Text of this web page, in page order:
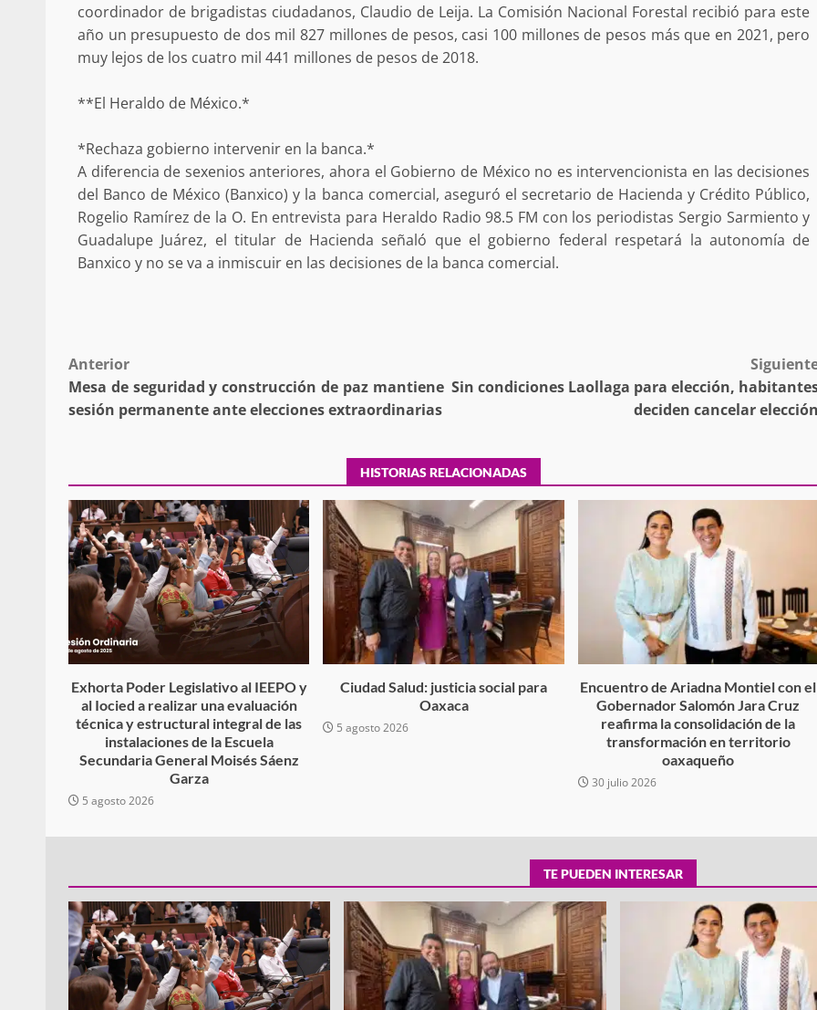
coordinador de brigadistas ciudadanos, Claudio de Leija. La Comisión Nacional Forestal recibió para este
año un presupuesto de dos mil 827 millones de pesos, casi 100 millones de pesos más que en 2021, pero
muy lejos de los cuatro mil 441 millones de pesos de 2018.
**El Heraldo de México.*
*Rechaza gobierno intervenir en la banca.*
A diferencia de sexenios anteriores, ahora el Gobierno de México no es intervencionista en las decisiones
del Banco de México (Banxico) y la banca comercial, aseguró el secretario de Hacienda y Crédito Público,
Rogelio Ramírez de la O. En entrevista para Heraldo Radio 98.5 FM con los periodistas Sergio Sarmiento y
Guadalupe Juárez, el titular de Hacienda señaló que el gobierno federal respetará la autonomía de
Banxico y no se va a inmiscuir en las decisiones de la banca comercial.
Post
navigation
Anterior
Mesa de seguridad y construcción de paz mantiene
sesión permanente ante elecciones extraordinarias
Sin condiciones Laollaga para elección,
deciden cancelar elección
HISTORIAS RELACIONADAS
Exhorta Poder Legislativo al IEEPO y
al Iocied a realizar una evaluación
técnica y estructural integral de las
instalaciones de la Escuela
Secundaria General Moisés Sáenz
Garza
5 agosto 2026
Ciudad Salud: justicia social para
Oaxaca
5 agosto 2026
Encuentro de Ariadna Montiel con el
Gobernador Salomón Jara Cruz
reafirma la consolidación de la
transformación en territorio
oaxaqueño
30 julio 2026
SE BUSCA A RECIÉN NACIDA.
admin
Ejecuta orden de aprehensión por el
delito de pederastia cometido en la
Policía Municipal frustra robo con
TE PUEDEN INTERESAR